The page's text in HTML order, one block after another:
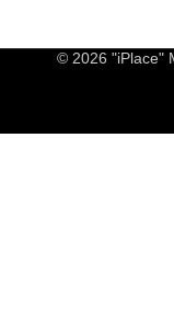
© 2026 "iPlace"